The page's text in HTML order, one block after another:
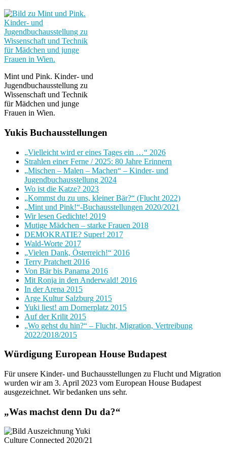
Mint und Pink. Kinder- und
Jugendbuchausstellung zu
Wissenschaft und Technik
für Mädchen und junge
Frauen in Wien.
Yukis Buchausstellungen
„Vielleicht wird er eines Tages ein …“ 2026
Strahlen einer Ferne / 2025: 80 Jahre Erinnern
„Mischen – Malen – Machen“ – Kinder- und
Jugendbuchausstellung 2024
Wo ist die Katze? 2023
„Kommst du zu uns, kleiner Bär?“ (Flucht 2022)
„Mint und Pink!“-Buchausstellungen 2020/2021
Wir lesen Gedichte! 2019
Mutige Mädchen – starke Frauen 2018
DEMOKRATIE? Super! 2017
Wald-Worte 2017
„Vielen Dank, Österreich!“ 2016
Terry Pratchett 2016
Von Bär bis Panama 2016
Mit Ronja in den Anderwald! 2016
In der Arena 2015
Arge Kultur Salzburg 2015
Yuki liest! am Dornerplatz 2015
Auf der Krilit 2015
„Wo gehst du hin?“ – Flucht, Migration, Vertreibung
2022/2018/2015
Würdigung European House Budapest
Für unsere Kinder- und Buchausstellungen zu Flucht und Migration
wurden wir am 3. April 2023 vom European House Budapest
ausgezeichnet. Wir bedanken uns sehr.
„Was machst denn Du da?“